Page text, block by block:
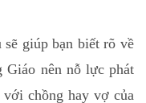
sẽ giúp bạn biết rõ về
Giáo nên nỗ lực phát
chồng hay vợ của